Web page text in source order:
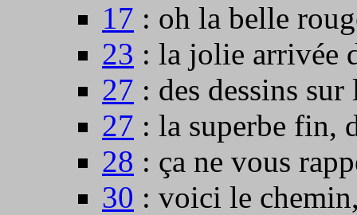
17 : oh la belle
23 : la jolie arrivée
27 : des dessins
27 : la superbe fin,
28 : ça ne vous
30 : voici le